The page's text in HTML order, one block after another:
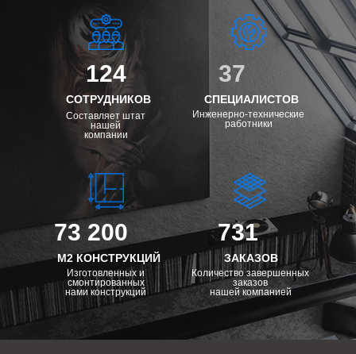
124
СОТРУДНИКОВ
Составляет штат
нашей
компании
73 200
М2 КОНСТРУКЦИЙ
Изготовленных и
смонтированных
нами конструкций
731
ЗАКАЗОВ
Количество завершенных
заказов
нашей компанией
37
СПЕЦИАЛИСТОВ
Инженерно-технические
работники